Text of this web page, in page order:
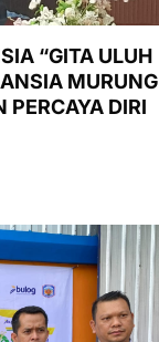
“GITA ULUH
MURUNG
PERCAYA DIRI